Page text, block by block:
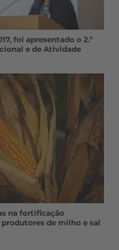
foi apresentado o 2.º
e de Atividade
na fortificação
de milho e sal